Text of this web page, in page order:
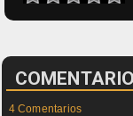
4 Comentarios